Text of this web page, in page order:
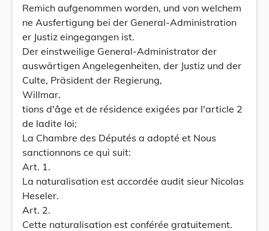
Remich aufgenommen worden, und von welchem
ne Ausfertigung bei der General-Administration
er Justiz eingegangen ist.
Der einstweilige General-Administrator der
auswärtigen Angelegenheiten, der Justiz und der
Culte, Präsident der Regierung,
Willmar.
tions d'âge et de résidence exigées par l'article 2
de ladite loi;
La Chambre des Députés a adopté et Nous
sanctionnons ce qui suit:
Art. 1.
La naturalisation est accordée audit sieur Nicolas
Heseler.
Art. 2.
Cette naturalisation est conférée gratuitement.